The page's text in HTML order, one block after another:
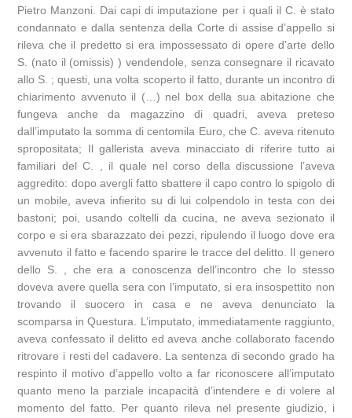
Pietro Manzoni. Dai capi di imputazione per i quali il C. è stato
condannato e dalla sentenza della Corte di assise d’appello si
rileva che il predetto si era impossessato di opere d’arte dello
S. (nato il (omissis) ) vendendole, senza consegnare il ricavato
allo S. ; questi, una volta scoperto il fatto, durante un incontro di
chiarimento avvenuto il (…) nel box della sua abitazione che
fungeva anche da magazzino di quadri, aveva preteso
dall’imputato la somma di centomila Euro, che C. aveva ritenuto
spropositata; Il gallerista aveva minacciato di riferire tutto ai
familiari del C. , il quale nel corso della discussione l’aveva
aggredito: dopo avergli fatto sbattere il capo contro lo spigolo di
un mobile, aveva infierito su di lui colpendolo in testa con dei
bastoni; poi, usando coltelli da cucina, ne aveva sezionato il
corpo e si era sbarazzato dei pezzi, ripulendo il luogo dove era
avvenuto il fatto e facendo sparire le tracce del delitto. Il genero
dello S. , che era a conoscenza dell’incontro che lo stesso
doveva avere quella sera con l’imputato, si era insospettito non
trovando il suocero in casa e ne aveva denunciato la
scomparsa in Questura. L’imputato, immediatamente raggiunto,
aveva confessato il delitto ed aveva anche collaborato facendo
ritrovare i resti del cadavere. La sentenza di secondo grado ha
respinto il motivo d’appello volto a far riconoscere all’imputato
quanto meno la parziale incapacità d’intendere e di volere al
momento del fatto. Per quanto rileva nel presente giudizio, i